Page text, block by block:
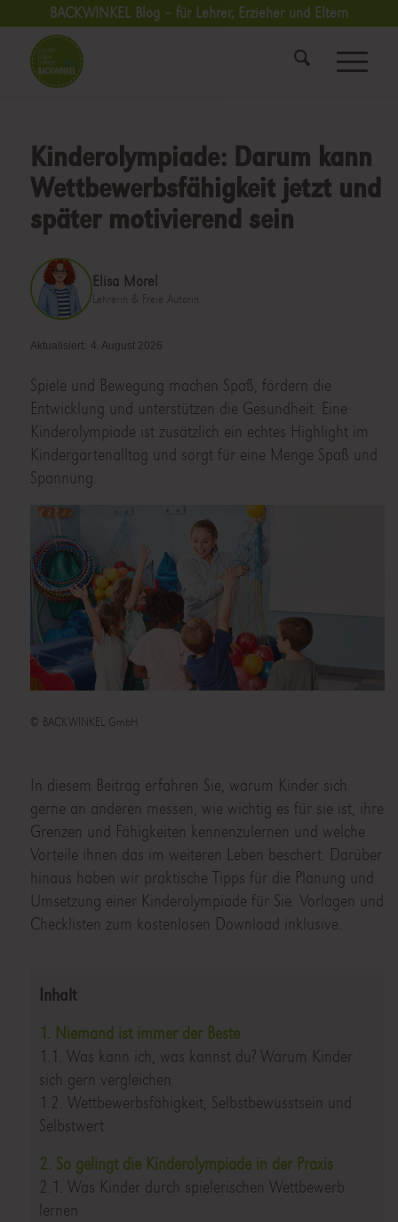
BACKWINKEL Blog – für Lehrer, Erzieher und Eltern
Kinderolympiade: Darum kann
Wettbewerbsfähigkeit jetzt und
später motivierend sein
Elisa Morel
Lehrerin & Freie Autorin
Aktualisiert: 4. August 2026
Spiele und Bewegung machen Spaß, fördern die
Entwicklung und unterstützen die Gesundheit. Eine
Kinderolympiade ist zusätzlich ein echtes Highlight im
Kindergartenalltag und sorgt für eine Menge Spaß und
Spannung.
© BACKWINKEL GmbH
In diesem Beitrag erfahren Sie, warum Kinder sich
gerne an anderen messen, wie wichtig es für sie ist, ihre
Grenzen und Fähigkeiten kennenzulernen und welche
Vorteile ihnen das im weiteren Leben beschert. Darüber
hinaus haben wir praktische Tipps für die Planung und
Umsetzung einer Kinderolympiade für Sie. Vorlagen und
Checklisten zum kostenlosen Download inklusive.
Inhalt
1. Niemand ist immer der Beste
1.1. Was kann ich, was kannst du? Warum Kinder
sich gern vergleichen
1.2. Wettbewerbsfähigkeit, Selbstbewusstsein und
Selbstwert
2. So gelingt die Kinderolympiade in der Praxis
2.1. Was Kinder durch spielerischen Wettbewerb
lernen